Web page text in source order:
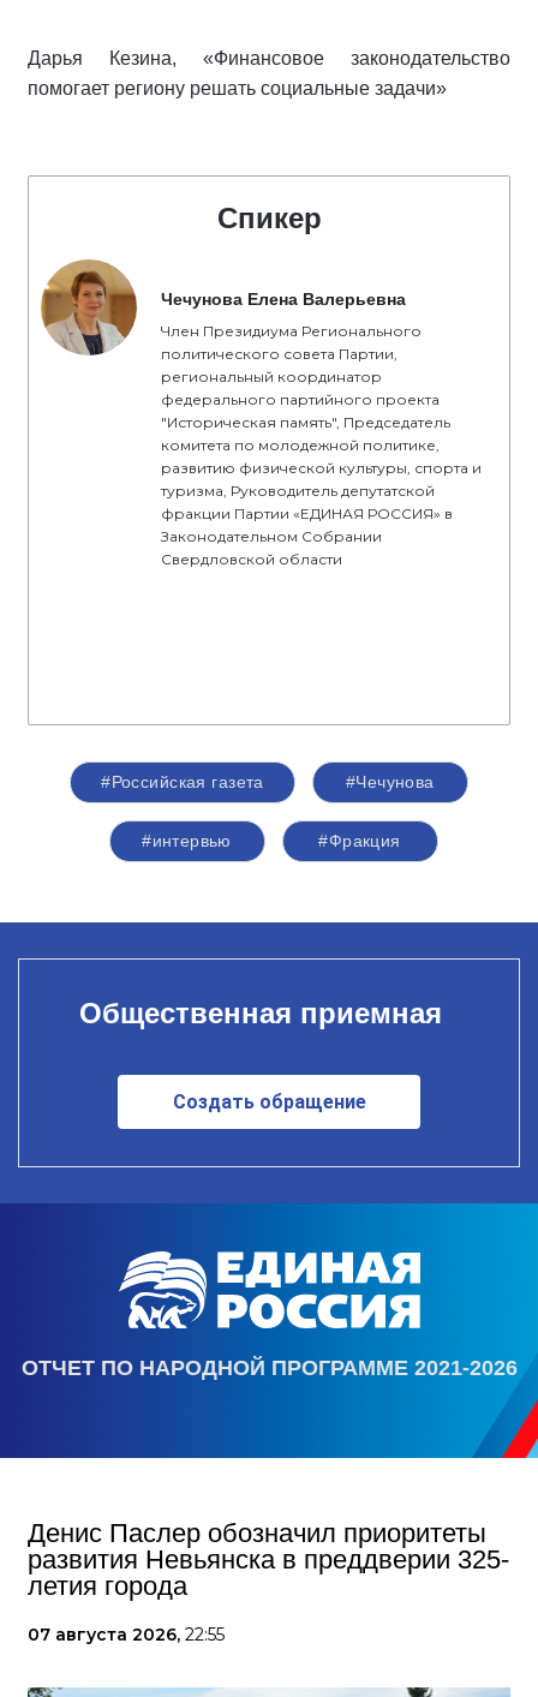
Дарья Кезина, «Финансовое законодательство
помогает региону решать социальные задачи»
Спикер
Чечунова Елена Валерьевна
Член Президиума Регионального
политического совета Партии,
региональный координатор
федерального партийного проекта
"Историческая память", Председатель
комитета по молодежной политике,
развитию физической культуры, спорта и
туризма, Руководитель депутатской
фракции Партии «ЕДИНАЯ РОССИЯ» в
Законодательном Собрании
Свердловской области
#Российская газета #Чечунова
#интервью #Фракция
Общественная приемная
Создать обращение
ОТЧЕТ ПО НАРОДНОЙ ПРОГРАММЕ 2021-2026
Денис Паслер обозначил приоритеты
развития Невьянска в преддверии 325-
летия города
07 августа 2026, 22:55